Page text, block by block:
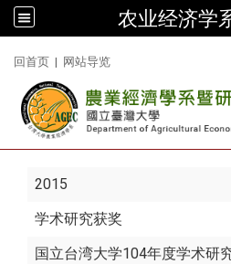
农业经济学
回首页 | 网站导览
2015
学术研究获奖
国立台湾大学104年度学术研